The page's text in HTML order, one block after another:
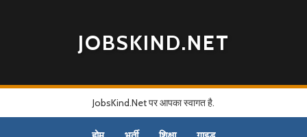
JOBSKIND.NET
JobsKind.Net पर आपका स्वागत है.